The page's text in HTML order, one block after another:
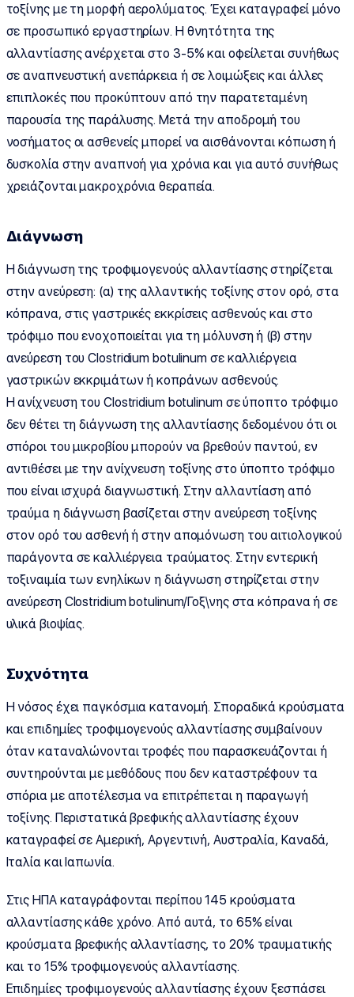
τοξίνης με τη μορφή αερολύματος. Έχει καταγραφεί μόνο
σε προσωπικό εργαστηρίων. Η θνητότητα της
αλλαντίασης ανέρχεται στο 3-5% και οφείλεται συνήθως
σε αναπνευστική ανεπάρκεια ή σε λοιμώξεις και άλλες
επιπλοκές που προκύπτουν από την παρατεταμένη
παρουσία της παράλυσης. Μετά την αποδρομή του
νοσήματος οι ασθενείς μπορεί να αισθάνονται κόπωση ή
δυσκολία στην αναπνοή για χρόνια και για αυτό συνήθως
χρειάζονται μακροχρόνια θεραπεία.
Διάγνωση
Η διάγνωση της τροφιμογενούς αλλαντίασης στηρίζεται
στην ανεύρεση: (α) της αλλαντικής τοξίνης στον ορό, στα
κόπρανα, στις γαστρικές εκκρίσεις ασθενούς και στο
τρόφιμο που ενοχοποιείται για τη μόλυνση ή (β) στην
ανεύρεση του Clostridium botulinum σε καλλιέργεια
γαστρικών εκκριμάτων ή κοπράνων ασθενούς.
Η ανίχνευση του Clostridium botulinum σε ύποπτο τρόφιμο
δεν θέτει τη διάγνωση της αλλαντίασης δεδομένου ότι οι
σπόροι του μικροβίου μπορούν να βρεθούν παντού, εν
αντιθέσει με την ανίχνευση τοξίνης στο ύποπτο τρόφιμο
που είναι ισχυρά διαγνωστική. Στην αλλαντίαση από
τραύμα η διάγνωση βασίζεται στην ανεύρεση τοξίνης
στον ορό του ασθενή ή στην απομόνωση του αιτιολογικού
παράγοντα σε καλλιέργεια τραύματος. Στην εντερική
τοξιναιμία των ενηλίκων η διάγνωση στηρίζεται στην
ανεύρεση Clostridium botulinum/Γοξ\νης στα κόπρανα ή σε
υλικά βιοψίας.
Συχνότητα
Η νόσος έχει παγκόσμια κατανομή. Σποραδικά κρούσματα
και επιδημίες τροφιμογενούς αλλαντίασης συμβαίνουν
όταν καταναλώνονται τροφές που παρασκευάζονται ή
συντηρούνται με μεθόδους που δεν καταστρέφουν τα
σπόρια με αποτέλεσμα να επιτρέπεται η παραγωγή
τοξίνης. Περιστατικά βρεφικής αλλαντίασης έχουν
καταγραφεί σε Αμερική, Αργεντινή, Αυστραλία, Καναδά,
Ιταλία και Ιαπωνία.
Στις ΗΠΑ καταγράφονται περίπου 145 κρούσματα
αλλαντίασης κάθε χρόνο. Από αυτά, το 65% είναι
κρούσματα βρεφικής αλλαντίασης, το 20% τραυματικής
και το 15% τροφιμογενούς αλλαντίασης.
Επιδημίες τροφιμογενούς αλλαντίασης έχουν ξεσπάσει